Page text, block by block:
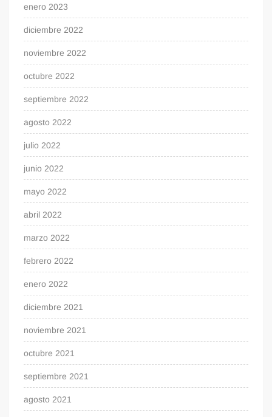
enero 2023
diciembre 2022
noviembre 2022
octubre 2022
septiembre 2022
agosto 2022
julio 2022
junio 2022
mayo 2022
abril 2022
marzo 2022
febrero 2022
enero 2022
diciembre 2021
noviembre 2021
octubre 2021
septiembre 2021
agosto 2021